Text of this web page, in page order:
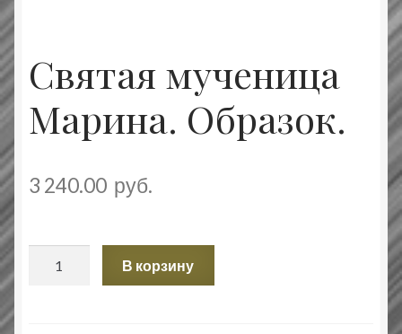
Святая мученица
Марина. Образок.
3 240.00 руб.
В корзину